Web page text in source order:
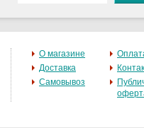
О магазине
Доставка
Самовывоз